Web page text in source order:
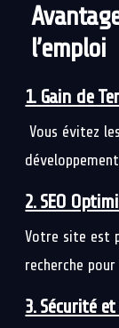
l’emploi
1. Gain de
Vous évitez
2. SEO
Votre site est
recherche
3. Sécurité